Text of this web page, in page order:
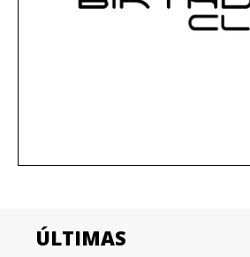
ÚLTIMAS